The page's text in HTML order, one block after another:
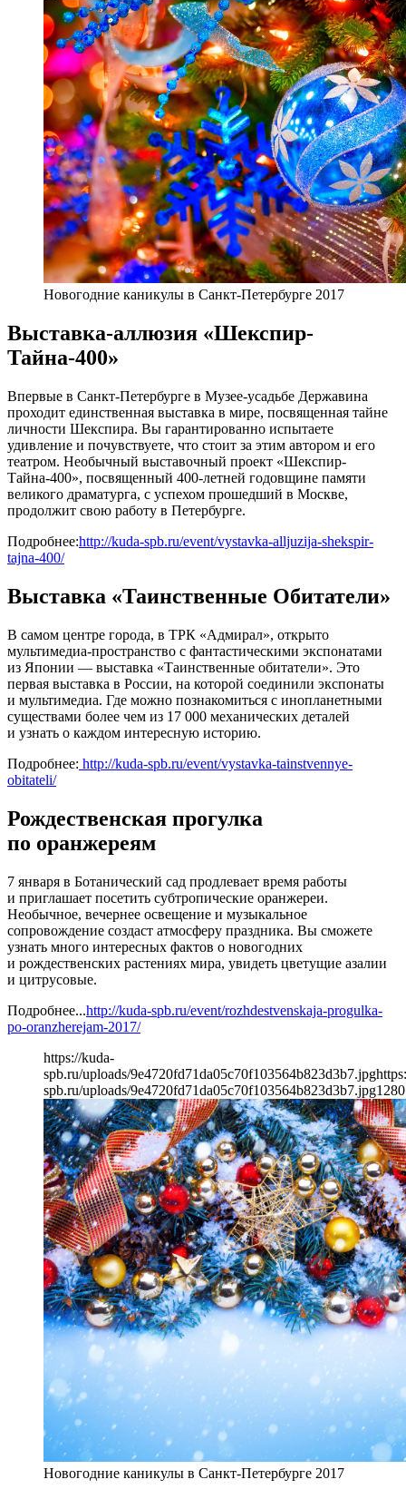
Новогодние каникулы в Санкт-Петербурге 2017
Выставка-аллюзия «Шекспир-
Тайна-400»
Впервые в Санкт-Петербурге в Музее-усадьбе Державина
проходит единственная выставка в мире, посвященная тайне
личности Шекспира. Вы гарантированно испытаете
удивление и почувствуете, что стоит за этим автором и его
театром. Необычный выставочный проект «Шекспир-
Тайна-400», посвященный 400-летней годовщине памяти
великого драматурга, с успехом прошедший в Москве,
продолжит свою работу в Петербурге.
Подробнее:http://kuda-spb.ru/event/vystavka-alljuzija-shekspir-
tajna-400/
Выставка «Таинственные Обитатели»
В самом центре города, в ТРК «Адмирал», открыто
мультимедиа-пространство с фантастическими экспонатами
из Японии — выставка «Таинственные обитатели». Это
первая выставка в России, на которой соединили экспонаты
и мультимедиа. Где можно познакомиться с инопланетными
существами более чем из 17 000 механических деталей
и узнать о каждом интересную историю.
Подробнее: http://kuda-spb.ru/event/vystavka-tainstvennye-
obitateli/
Рождественская прогулка
по оранжереям
7 января в Ботанический сад продлевает время работы
и приглашает посетить субтропические оранжереи.
Необычное, вечернее освещение и музыкальное
сопровождение создаст атмосферу праздника. Вы сможете
узнать много интересных фактов о новогодних
и рождественских растениях мира, увидеть цветущие азалии
и цитрусовые.
Подробнее...http://kuda-spb.ru/event/rozhdestvenskaja-progulka-
po-oranzherejam-2017/
https://kuda-
spb.ru/uploads/9e4720fd71da05c70f103564b823d3b7.jpg
spb.ru/uploads/9e4720fd71da05c70f103564b823d3b7.jpg1280
Новогодние каникулы в Санкт-Петербурге 2017